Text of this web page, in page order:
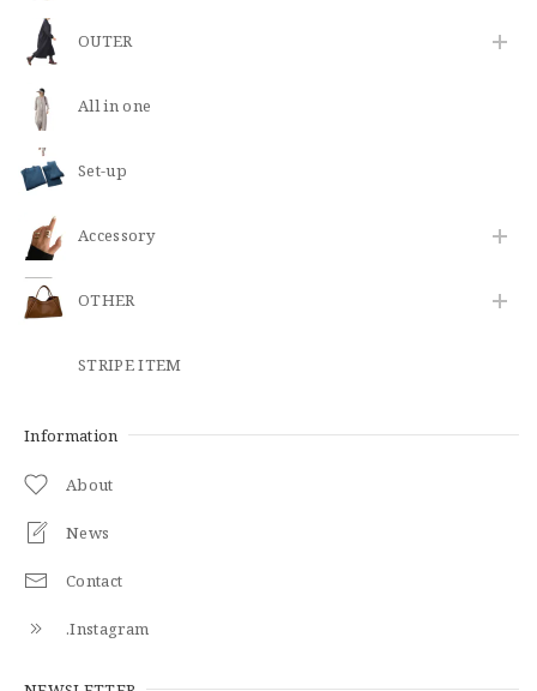
OUTER
All in one
Set-up
​Accessory
OTHER
STRIPE ITEM
Information
About
News
Contact
.Instagram